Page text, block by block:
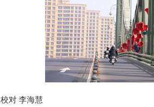
校对 李海慧